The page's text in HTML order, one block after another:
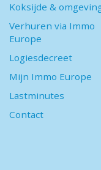
Koksijde &
Verhuren via Immo
Europe
Logiesdecreet
Mijn Immo Europe
Lastminutes
Contact